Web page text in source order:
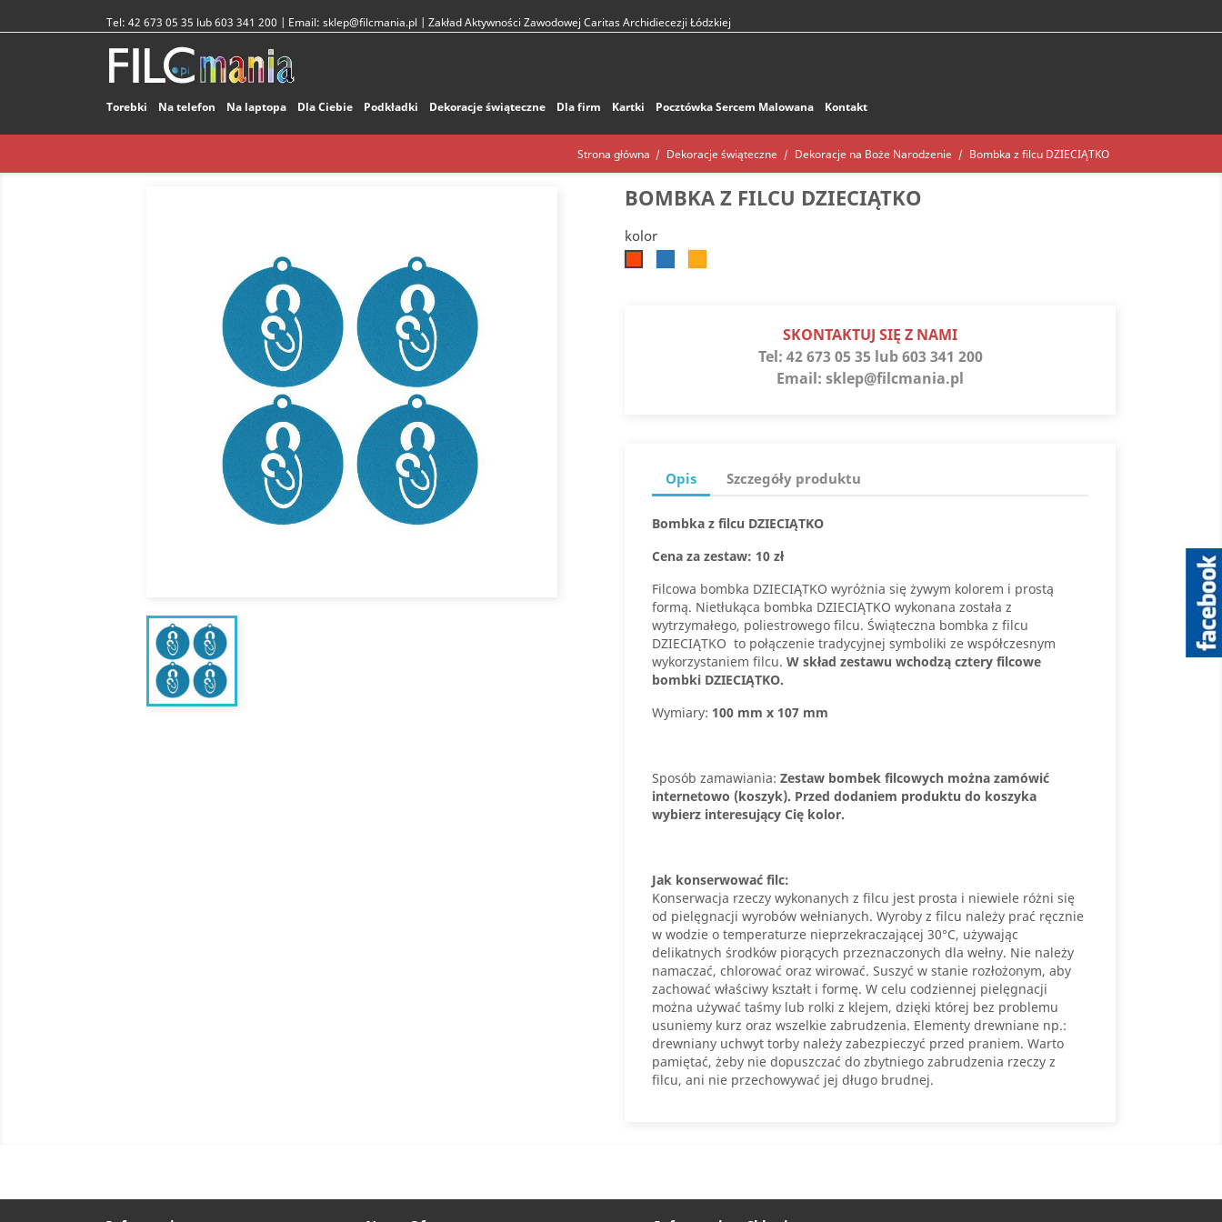
Tel: 42 673 05 35 lub 603 341 200 | Email: sklep@filcmania.pl | Zakład Aktywności Zawodowej Caritas Archidiecezji Łódzkiej
Torebki Na telefon Na laptopa Dla Ciebie Podkładki Dekoracje świąteczne Dla firm Kartki Pocztówka Sercem Malowana Kontakt
Strona główna Dekoracje świąteczne Dekoracje na Boże Narodzenie Bombka z filcu DZIECIĄTKO
BOMBKA Z FILCU DZIECIĄTKO
kolor
SKONTAKTUJ SIĘ Z NAMI
Tel: 42 673 05 35 lub 603 341 200
Email: sklep@filcmania.pl
Opis Szczegóły produktu
Bombka z filcu DZIECIĄTKO
Cena za zestaw: 10 zł
Filcowa bombka DZIECIĄTKO wyróżnia się żywym kolorem i prostą
formą. Nietłukąca bombka DZIECIĄTKO wykonana została z
wytrzymałego, poliestrowego filcu. Świąteczna bombka z filcu
DZIECIĄTKO to połączenie tradycyjnej symboliki ze współczesnym
wykorzystaniem filcu. W skład zestawu wchodzą cztery filcowe
bombki DZIECIĄTKO.
Wymiary: 100 mm x 107 mm
Sposób zamawiania: Zestaw bombek filcowych można zamówić
internetowo (koszyk). Przed dodaniem produktu do koszyka
wybierz interesujący Cię kolor.
Jak konserwować filc:
Konserwacja rzeczy wykonanych z filcu jest prosta i niewiele różni się
od pielęgnacji wyrobów wełnianych. Wyroby z filcu należy prać ręcznie
w wodzie o temperaturze nieprzekraczającej 30°C, używając
delikatnych środków piorących przeznaczonych dla wełny. Nie należy
namaczać, chlorować oraz wirować. Suszyć w stanie rozłożonym, aby
zachować właściwy kształt i formę. W celu codziennej pielęgnacji
można używać taśmy lub rolki z klejem, dzięki której bez problemu
usuniemy kurz oraz wszelkie zabrudzenia. Elementy drewniane np.:
drewniany uchwyt torby należy zabezpieczyć przed praniem. Warto
pamiętać, żeby nie dopuszczać do zbytniego zabrudzenia rzeczy z
filcu, ani nie przechowywać jej długo brudnej.